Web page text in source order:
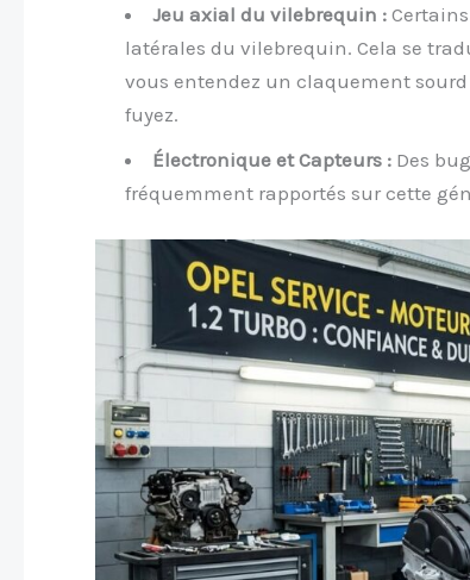
Jeu axial du vilebrequin :
latérales du vilebrequin. Cela se
vous entendez un claquement
fuyez.
Électronique et Capteurs : Des
fréquemment rapportés sur cette